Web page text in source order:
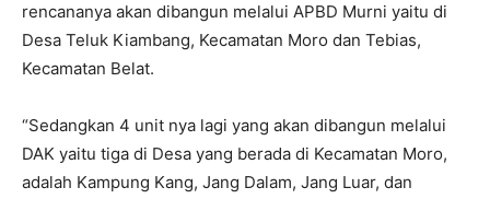
rencananya akan dibangun melalui APBD Murni yaitu di
Desa Teluk Kiambang, Kecamatan Moro dan Tebias,
Kecamatan Belat.
“Sedangkan 4 unit nya lagi yang akan dibangun melalui
DAK yaitu tiga di Desa yang berada di Kecamatan Moro,
adalah Kampung Kang, Jang Dalam, Jang Luar, dan